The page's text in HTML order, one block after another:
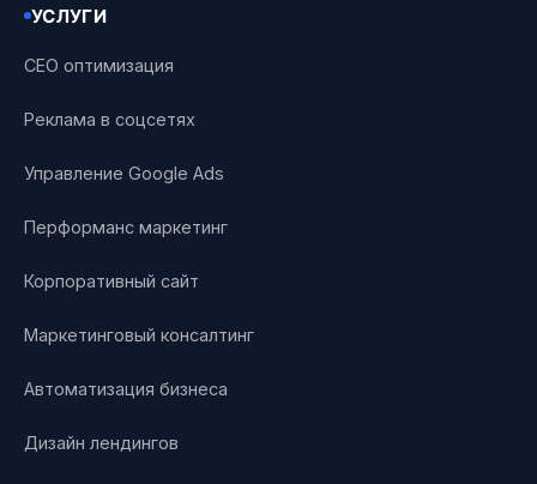
УСЛУГИ
СЕО оптимизация
Реклама в соцсетях
Управление Google Ads
Перформанс маркетинг
Корпоративный сайт
Маркетинговый консалтинг
Автоматизация бизнеса
Дизайн лендингов